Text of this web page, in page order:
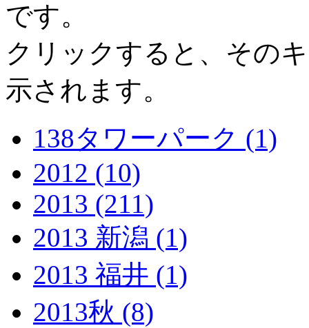
です。
クリックすると、その
示されます。
138タワーパーク (1)
2012 (10)
2013 (211)
2013 新潟 (1)
2013 福井 (1)
2013秋 (8)